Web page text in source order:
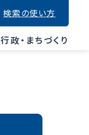
行政・まちづくり
検索の使い方